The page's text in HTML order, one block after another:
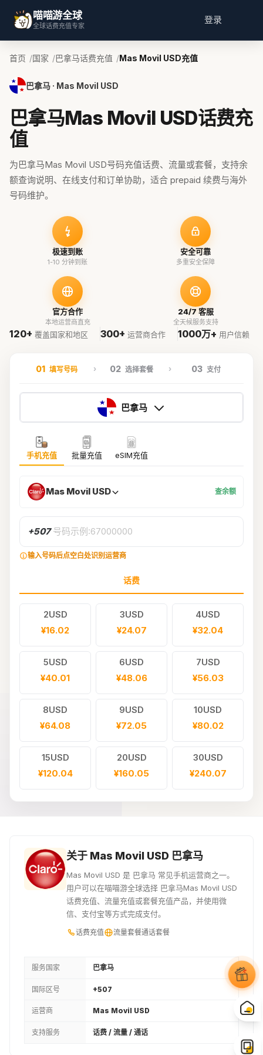
喵喵游全球
全球话费充值专家
登录
首页 国家 巴拿马话费充值 Mas Movil USD充值
巴拿马 · Mas Movil USD
巴拿马Mas Movil USD话费充
值
为巴拿马Mas Movil USD号码充值话费、流量或套餐，支持余
额查询说明、在线支付和订单协助，适合 prepaid 续费与海外
号码维护。
极速到账
1-10 分钟到账
安全可靠
多重安全保障
官方合作
本地运营商直充
24/7 客服
全天候服务支持
120+ 覆盖国家和地区 300+ 运营商合作 1000万+ 用户信赖
01 填写号码 02 选择套餐 03 支付
巴拿马
手机充值 批量充值 eSIM充值
Mas Movil USD 查余额
+507 号码示例:67000000
输入号码后点空白处识别运营商
话费
2USD
¥16.02
3USD
¥24.07
4USD
¥32.04
5USD
¥40.01
6USD
¥48.06
7USD
¥56.03
8USD
¥64.08
9USD
¥72.05
10USD
¥80.02
15USD
¥120.04
20USD
¥160.05
30USD
¥240.07
关于 Mas Movil USD 巴拿马
Mas Movil USD 是 巴拿马 常见手机运营商之一。
用户可以在喵喵游全球选择 巴拿马Mas Movil USD
话费充值、流量充值或套餐充值产品，并使用微
信、支付宝等方式完成支付。
话费充值 流量套餐通话套餐
服务国家 巴拿马
国际区号 +507
运营商 Mas Movil USD
支持服务 话费 / 流量 / 通话